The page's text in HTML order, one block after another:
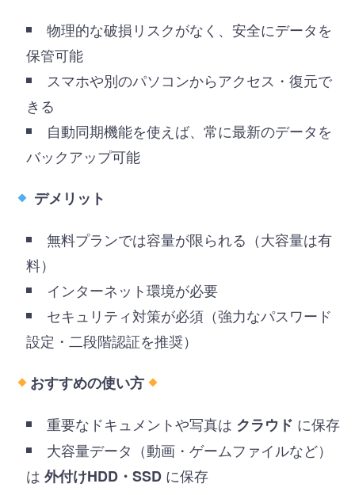
物理的な破損リスクがなく、安全にデータを
保管可能
スマホや別のパソコンからアクセス・復元で
きる
自動同期機能を使えば、常に最新のデータを
バックアップ可能
デメリット
無料プランでは容量が限られる（大容量は有
料）
インターネット環境が必要
セキュリティ対策が必須（強力なパスワード
設定・二段階認証を推奨）
おすすめの使い方
重要なドキュメントや写真は クラウド に保存
大容量データ（動画・ゲームファイルなど）
は 外付けHDD・SSDに保存